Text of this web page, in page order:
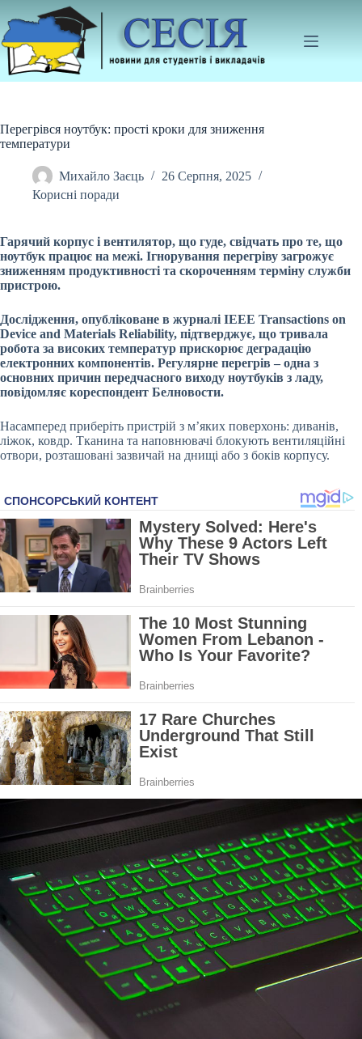
до
вмісту
Перегрівся ноутбук: прості кроки для зниження
температури
Михайло Заєць
26 Серпня, 2025
Корисні поради
Гарячий корпус і вентилятор, що гуде, свідчать про те, що
ноутбук працює на межі. Ігнорування перегріву загрожує
зниженням продуктивності та скороченням терміну служби
пристрою.
Дослідження, опубліковане в журналі IEEE Transactions on
Device and Materials Reliability, підтверджує, що тривала
робота за високих температур прискорює деградацію
електронних компонентів. Регулярне перегрів – одна з
основних причин передчасного виходу ноутбуків з ладу,
повідомляє кореспондент Белновости.
Насамперед приберіть пристрій з м’яких поверхонь: диванів,
ліжок, ковдр. Тканина та наповнювачі блокують вентиляційні
отвори, розташовані зазвичай на днищі або з боків корпусу.